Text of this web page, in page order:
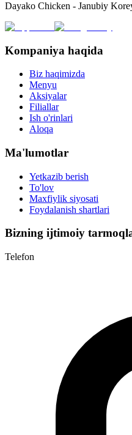
Dayako Chicken - Janubiy
Kompaniya haqida
Biz haqimizda
Menyu
Aksiyalar
Filiallar
Ish o'rinlari
Aloqa
Ma'lumotlar
Yetkazib berish
To'lov
Maxfiylik siyosati
Foydalanish shartlari
Bizning ijtimoiy
Telefon